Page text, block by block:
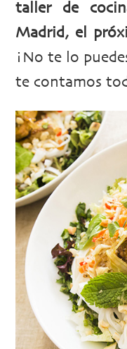
taller de
Madrid, el
¡No te lo
te contamos